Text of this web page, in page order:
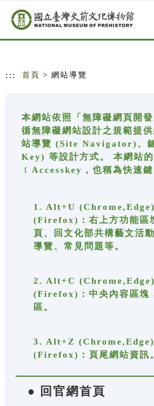
跳到主要內容
網站導覽
::: 首頁 > 網站導覽
本網站依照「無障礙網頁開
循無障礙網站設計之規範提
站導覽 (Site Navigator)、
Key) 等設計方式。 本網站
﹝Accesskey，也稱為快速鍵
1. Alt+U
(Firefox)：右上方功能區
頁、回文化部共構藝文活
導覽、常見問題等。
2. Alt+C
(Firefox)：中央內容區塊
區。
3. Alt+Z
(Firefox)：頁尾網站資訊
● 回官網首頁